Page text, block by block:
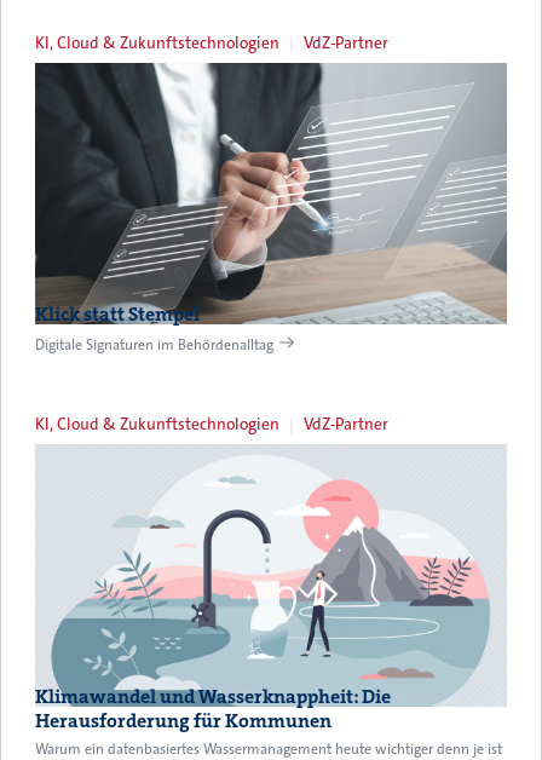
KI, Cloud & Zukunftstechnologien VdZ-Partner
Klick statt Stempel
Digitale Signaturen im Behördenalltag
KI, Cloud & Zukunftstechnologien VdZ-Partner
Klimawandel und Wasserknappheit: Die
Herausforderung für Kommunen
Warum ein datenbasiertes Wassermanagement heute wichtiger denn je ist